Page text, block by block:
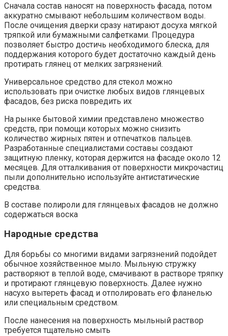
Сначала состав наносят на поверхность фасада, потом
аккуратно смывают небольшим количеством воды.
После очищения дверки сразу натирают досуха мягкой
тряпкой или бумажными салфетками. Процедура
позволяет быстро достичь необходимого блеска, для
поддержания которого будет достаточно каждый день
протирать глянец от мелких загрязнений.
Универсальное средство для стекол можно
использовать при очистке любых видов глянцевых
фасадов, без риска повредить их
На рынке бытовой химии представлено множество
средств, при помощи которых можно снизить
количество жирных пятен и отпечатков пальцев.
Разработанные специалистами составы создают
защитную пленку, которая держится на фасаде около 12
месяцев. Для отталкивания от поверхности микрочастиц
пыли дополнительно используйте антистатические
средства.
В составе полироли для глянцевых фасадов не должно
содержаться воска
Народные средства
Для борьбы со многими видами загрязнений подойдет
обычное хозяйственное мыло. Мыльную стружку
растворяют в теплой воде, смачивают в растворе тряпку
и протирают глянцевую поверхность. Далее нужно
насухо вытереть фасад и отполировать его фланелью
или специальным средством.
После нанесения на поверхность мыльный раствор
требуется тщательно смыть